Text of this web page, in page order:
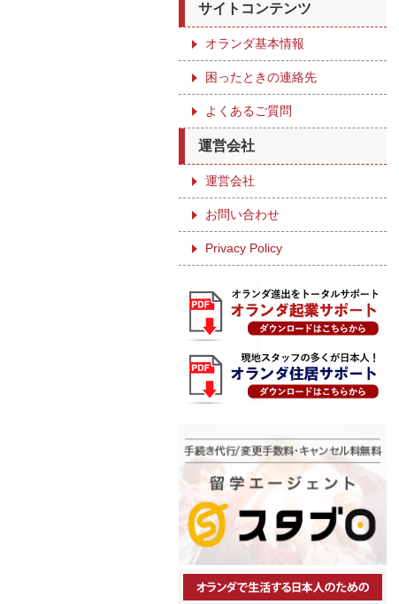
サイトコンテンツ
オランダ基本情報
困ったときの連絡先
よくあるご質問
運営会社
運営会社
お問い合わせ
Privacy Policy